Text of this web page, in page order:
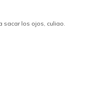
sacar los ojos, culiao.